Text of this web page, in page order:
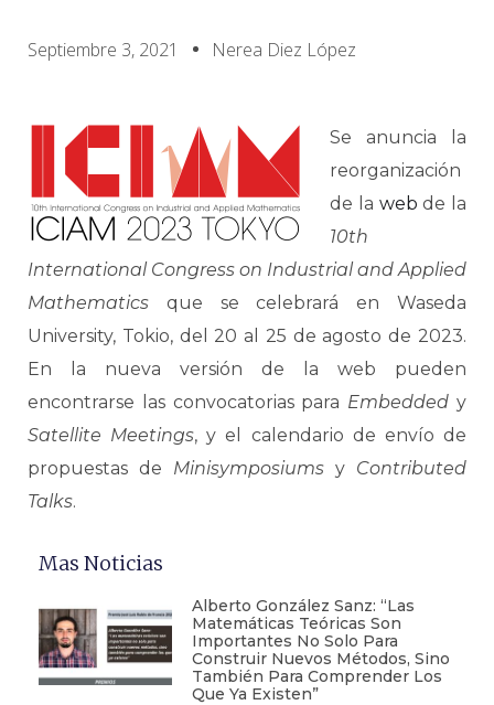
Septiembre 3, 2021 Nerea Diez López
Se anuncia la
reorganización
de la web de la
10th
International Congress on Industrial and Applied
Mathematics que se celebrará en Waseda
University, Tokio, del 20 al 25 de agosto de 2023.
En la nueva versión de la web pueden
encontrarse las convocatorias para Embedded y
Satellite Meetings, y el calendario de envío de
propuestas de Minisymposiums y Contributed
Talks.
Mas Noticias
Alberto González Sanz: “Las
Matemáticas Teóricas Son
Importantes No Solo Para
Construir Nuevos Métodos, Sino
También Para Comprender Los
Que Ya Existen”